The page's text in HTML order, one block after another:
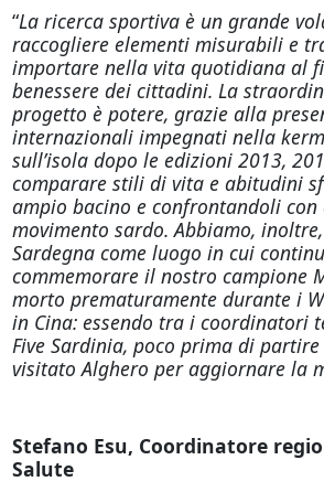
“La ricerca sportiva è un grande
raccogliere elementi misurabili e
importare nella vita quotidiana al
benessere dei cittadini. La
progetto è potere, grazie alla
internazionali impegnati nella
sull’isola dopo le edizioni 2013,
comparare stili di vita e abitudini
ampio bacino e confrontandoli
movimento sardo. Abbiamo,
Sardegna come luogo in cui
commemorare il nostro campione
morto prematuramente durante i
in Cina: essendo tra i coordinatori
Five Sardinia, poco prima di partire
visitato Alghero per aggiornare la
Stefano Esu, Coordinatore
Salute